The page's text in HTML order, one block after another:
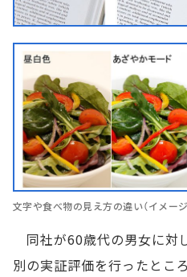
文字や食べ物の見え方の違い（イメージ
同社が60歳代の男女に対
別の実証評価を行ったとこ